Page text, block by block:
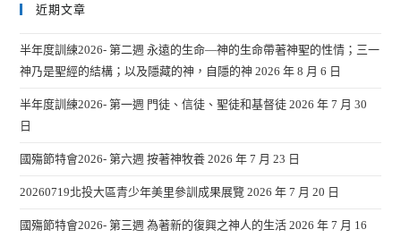
近期文章
半年度訓練2026- 第二週 永遠的生命—神的生命帶著神聖的性情；三一
神乃是聖經的結構；以及隱藏的神，自隱的神 2026 年 8 月 6 日
半年度訓練2026- 第一週 門徒、信徒、聖徒和基督徒 2026 年 7 月 30
日
國殤節特會2026- 第六週 按著神牧養 2026 年 7 月 23 日
20260719北投大區青少年美里參訓成果展覽 2026 年 7 月 20 日
國殤節特會2026- 第三週 為著新的復興之神人的生活 2026 年 7 月 16